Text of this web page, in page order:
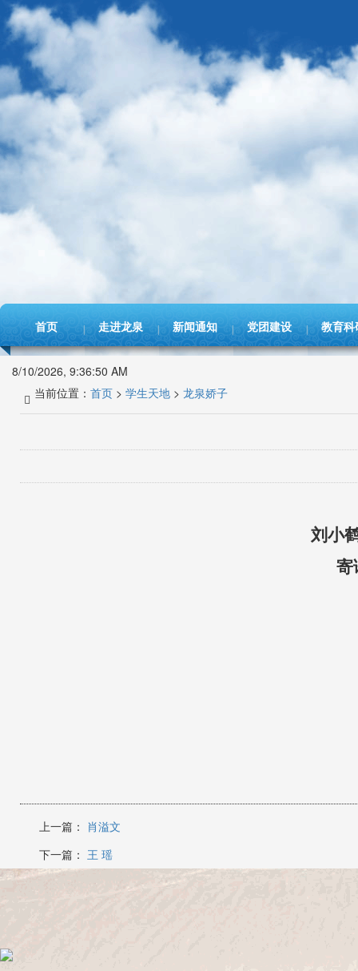
首页 走进龙泉 新闻通知 党团建设 教育科
8/10/2026, 9:36:51 AM
当前位置： 首页 > 学生天地 > 龙泉娇子
刘小
寄
上一篇： 肖溢文
下一篇： 王 瑶